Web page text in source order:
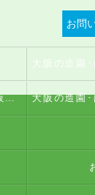
お問
大阪の造園･はなまる造園 大阪店の評判